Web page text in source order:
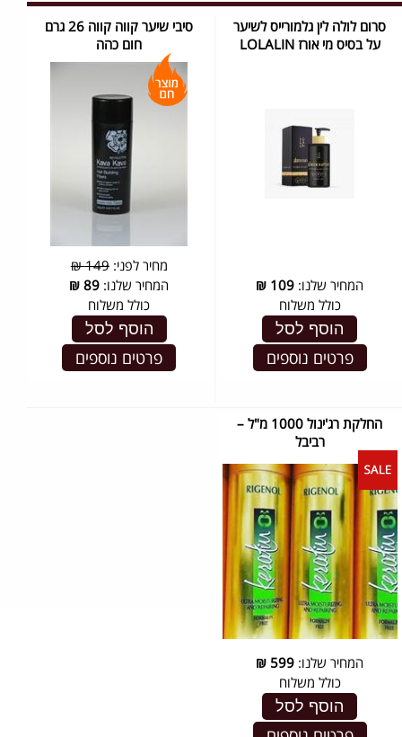
סרום לולה לין גלמורייס לשיער
על בסיס מי אורז LOLALIN
המחיר שלנו: 109
₪
כולל משלוח
הוסף לסל
פרטים נוספים
סיבי שיער קווה קווה 26 גרם
חום כהה
מחיר לפני:149 ₪
המחיר שלנו: 89
₪
כולל משלוח
הוסף לסל
פרטים נוספים
החלקת רג'ינול 1000 מ"ל –
רביבל
המחיר שלנו: 599
₪
כולל משלוח
הוסף לסל